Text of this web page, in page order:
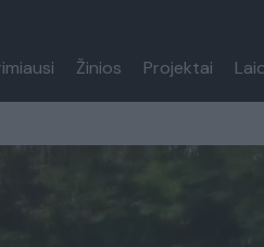
Žinios Projektai